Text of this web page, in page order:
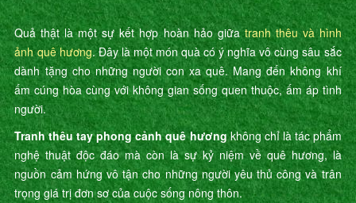
Quả thật là một sự kết hợp hoàn hảo giữatranh thêu và hình
ảnh quê hương. Đây là một món quà có ý nghĩa vô cùng sâu sắc
dành tặng cho những người con xa quê. Mang đến không khí
ấm cúng hòa cùng với không gian sống quen thuộc, ấm áp tình
người.
Tranh thêu tay phong cảnh quê hươngkhông chỉ là tác phẩm
nghệ thuật độc đáo mà còn là sự kỷ niệm về quê hương, là
nguồn cảm hứng vô tận cho những người yêu thủ công và trân
trọng giá trị đơn sơ của cuộc sống nông thôn.